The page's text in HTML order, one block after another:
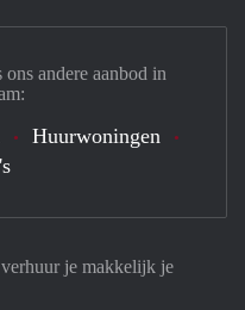
je makkelijk je
andere aanbod in
Huurwoningen